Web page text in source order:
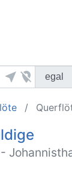
near_me location_off